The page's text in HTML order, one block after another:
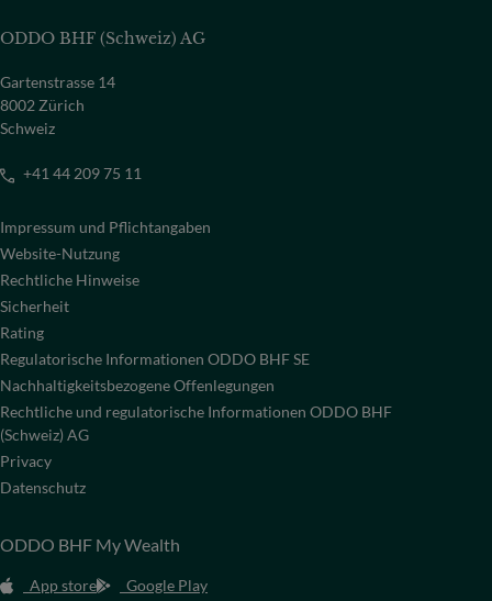
ODDO BHF (Schweiz) AG
Gartenstrasse 14
8002 Zürich
Schweiz
+41 44 209 75 11
Impressum und Pflichtangaben
Website-Nutzung
Rechtliche Hinweise
Sicherheit
Rating
Regulatorische Informationen ODDO BHF SE
Nachhaltigkeitsbezogene Offenlegungen
Rechtliche und regulatorische Informationen ODDO BHF
(Schweiz) AG
Privacy
Datenschutz
ODDO BHF My Wealth
App store Google Play